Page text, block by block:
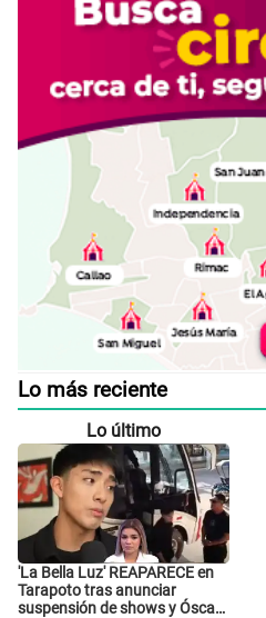
Lo más reciente
Lo último
'La Bella Luz' REAPARECE en
Tarapoto tras anunciar
suspensión de shows y Óscar